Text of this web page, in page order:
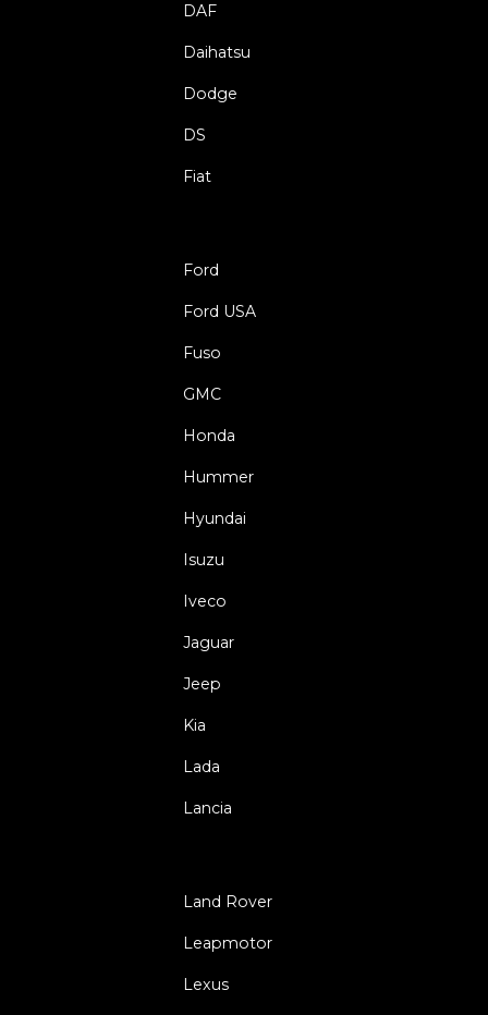
DAF
Daihatsu
Dodge
DS
Fiat
Ford
Ford USA
Fuso
GMC
Honda
Hummer
Hyundai
Isuzu
Iveco
Jaguar
Jeep
Kia
Lada
Lancia
Land Rover
Leapmotor
Lexus